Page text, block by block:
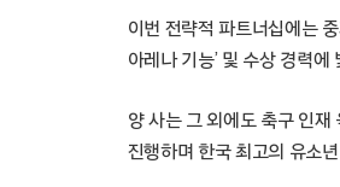
이번 전략적 파트너십에는
아레나 기능’ 및 수상 경력
양 사는 그 외에도 축구 인재
진행하며 한국 최고의 유소